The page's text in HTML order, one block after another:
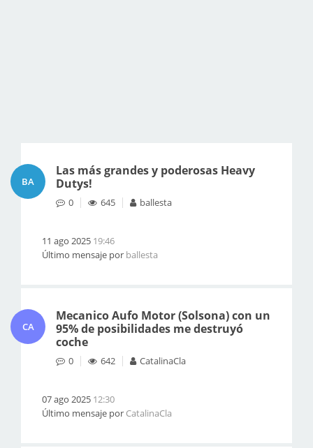
BA
Las más grandes y poderosas Heavy
Dutys!
0 645 ballesta
11 ago 2025 19:46
Último mensaje por ballesta
CA
Mecanico Aufo Motor (Solsona) con un
95% de posibilidades me destruyó
coche
0 642 CatalinaCla
07 ago 2025 12:30
Último mensaje por CatalinaCla